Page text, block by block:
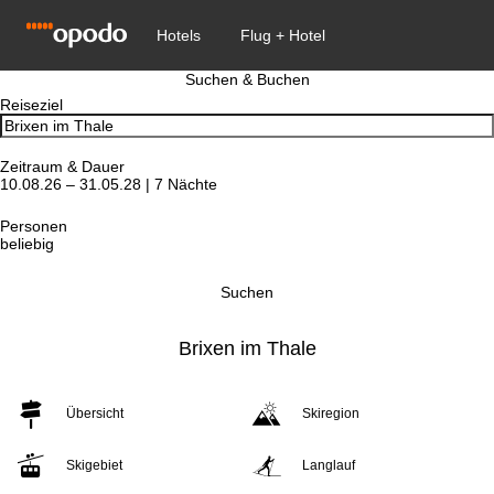
Suchen & Buchen
Reiseziel
Zeitraum & Dauer
10.08.26 – 31.05.28 | 7 Nächte
Personen
beliebig
Suchen
Brixen im Thale
Übersicht Skiregion
Skigebiet Langlauf